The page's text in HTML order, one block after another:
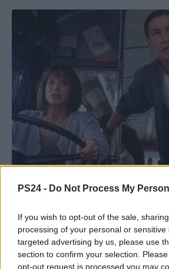
PS24 - Do Not Process My
If you wish to opt-out of the sale,
processing of your personal or
targeted advertising by us, please use
section to confirm your selection.
opt-out request is processed you may